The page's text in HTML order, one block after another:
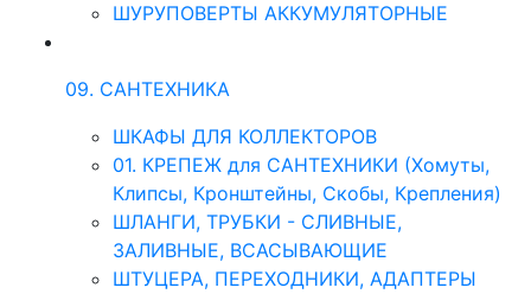
ШУРУПОВЕРТЫ АККУМУЛЯТОРНЫЕ
09. САНТЕХНИКА
ШКАФЫ ДЛЯ КОЛЛЕКТОРОВ
01. КРЕПЕЖ для САНТЕХНИКИ (Хомуты,
Клипсы, Кронштейны, Скобы, Крепления)
ШЛАНГИ, ТРУБКИ - СЛИВНЫЕ,
ЗАЛИВНЫЕ, ВСАСЫВАЮЩИЕ
ШТУЦЕРА, ПЕРЕХОДНИКИ, АДАПТЕРЫ